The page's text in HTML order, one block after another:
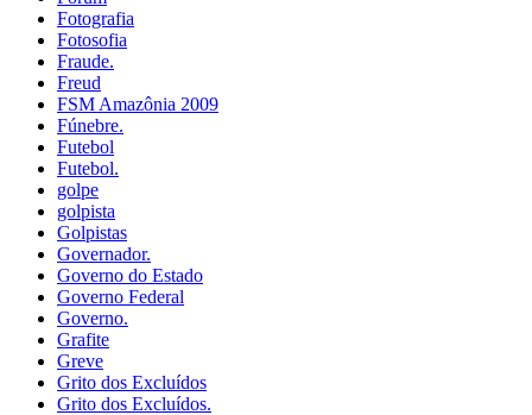
Fotografia
Fotosofia
Fraude.
Freud
FSM Amazônia 2009
Fúnebre.
Futebol
Futebol.
golpe
golpista
Golpistas
Governador.
Governo do Estado
Governo Federal
Governo.
Grafite
Greve
Grito dos Excluídos
Grito dos Excluídos.